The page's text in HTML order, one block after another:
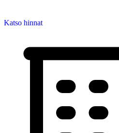
Katso hinnat